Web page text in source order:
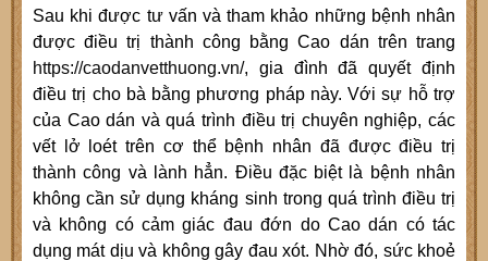
Sau khi được tư vấn và tham khảo những bệnh nhân
được điều trị thành công bằng Cao dán trên trang
https://caodanvetthuong.vn/, gia đình đã quyết định
điều trị cho bà bằng phương pháp này. Với sự hỗ trợ
của Cao dán và quá trình điều trị chuyên nghiệp, các
vết lở loét trên cơ thể bệnh nhân đã được điều trị
thành công và lành hẳn. Điều đặc biệt là bệnh nhân
không cần sử dụng kháng sinh trong quá trình điều trị
và không có cảm giác đau đớn do Cao dán có tác
dụng mát dịu và không gây đau xót. Nhờ đó, sức khoẻ